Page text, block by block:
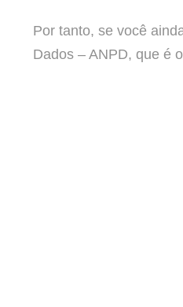
Por tanto, se você
Dados – ANPD, que é